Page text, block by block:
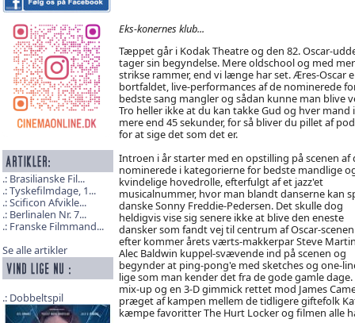
Brasilianske Fil...
Tyskefilmdage, 1...
Scificon Afvikle...
Berlinalen Nr. 7...
Franske Filmmand...
Se alle artikler
Dobbeltspil
Eks-konernes klub...
Tæppet går i Kodak Theatre og den 82. Oscar-
tager sin begyndelse. Mere oldschool og med
strikse rammer, end vi længe har set. Æres-Oscar
bortfaldet, live-performances af de nominerede
bedste sang mangler og sådan kunne man blive
Tro heller ikke at du kan takke Gud og hver mand i
mere end 45 sekunder, for så bliver du pillet af
for at sige det som det er.
Introen i år starter med en opstilling på scenen af
nominerede i kategorierne for bedste mandlige
kvindelige hovedrolle, efterfulgt af et jazz'et
musicalnummer, hvor man blandt danserne kan
danske Sonny Freddie-Pedersen. Det skulle dog
heldigvis vise sig senere ikke at blive den eneste
dansker som fandt vej til centrum af Oscar-
efter kommer årets værts-makkerpar Steve
Alec Baldwin kuppel-svævende ind på scenen og
begynder at ping-pong'e med sketches og one-
lige som man kender det fra de gode gamle
mix-up og en 3-D gimmick rettet mod James
præget af kampen mellem de tidligere giftefolk
kæmpe favoritter The Hurt Locker og filmen alle